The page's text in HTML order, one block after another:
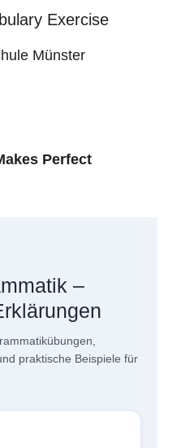
Exercise
Münster
Perfect
–
praktische Beispiele für